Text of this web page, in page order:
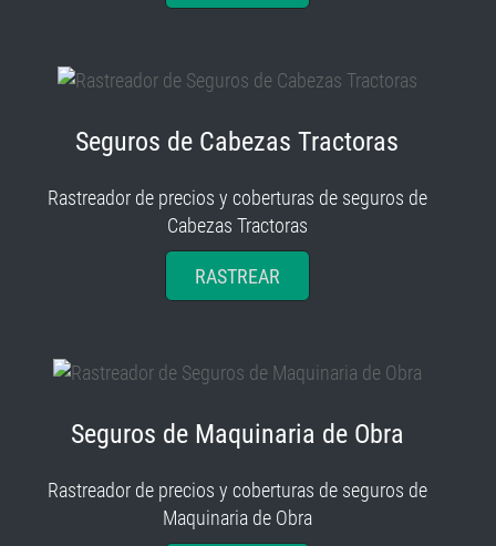
Seguros de Cabezas Tractoras
Rastreador de precios y coberturas de seguros de
Cabezas Tractoras
RASTREAR
Seguros de Maquinaria de Obra
Rastreador de precios y coberturas de seguros de
Maquinaria de Obra